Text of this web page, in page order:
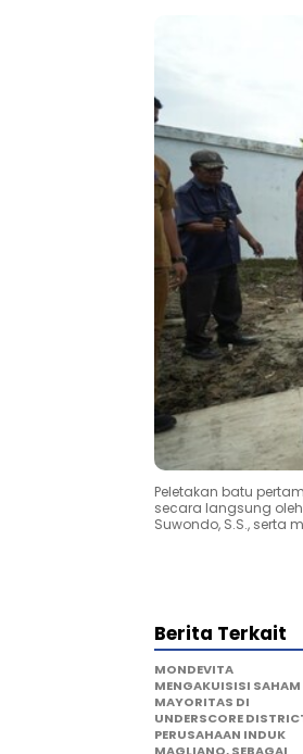
Peletakan batu
secara langsung oleh
Suwondo, S.S., serta
Berita Terkait
MONDEVITA
MENGAKUISISI SAHAM
MAYORITAS DI
UNDERSCORE
PERUSAHAAN INDUK